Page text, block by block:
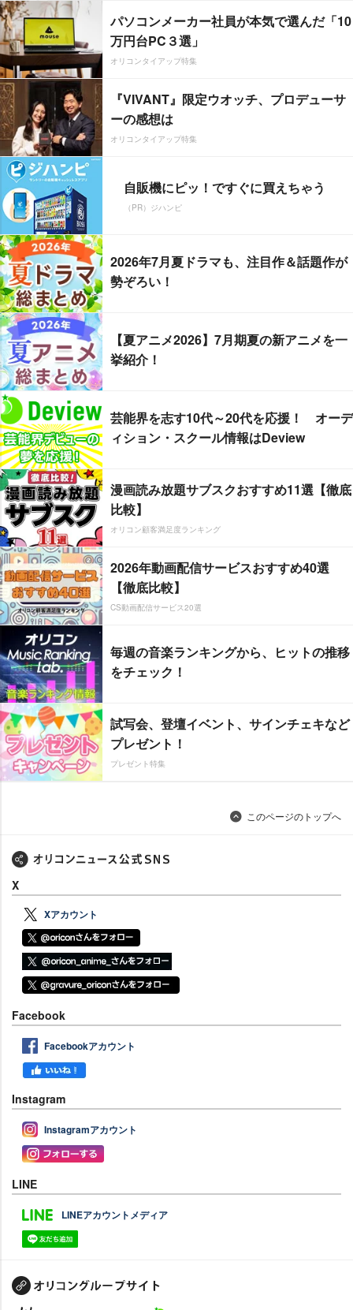
パソコンメーカー社員が本気で選んだ「10
万円台PC３選」
オリコンタイアップ特集
『VIVANT』限定ウオッチ、プロデューサ
ーの感想は
オリコンタイアップ特集
自販機にピッ！ですぐに買えちゃう
（PR）ジハンピ
2026年7月夏ドラマも、注目作＆話題作が
勢ぞろい！
【夏アニメ2026】7月期夏の新アニメを一
挙紹介！
芸能界を志す10代～20代を応援！ オーデ
ィション・スクール情報はDeview
漫画読み放題サブスクおすすめ11選【徹底
比較】
オリコン顧客満足度ランキング
2026年動画配信サービスおすすめ40選
【徹底比較】
CS動画配信サービス20選
毎週の音楽ランキングから、ヒットの推移
をチェック！
試写会、登壇イベント、サインチェキなど
プレゼント！
プレゼント特集
このページのトップへ
X
Xアカウント
Facebook
Facebookアカウント
Instagram
Instagramアカウント
LINE
LINEアカウントメディア